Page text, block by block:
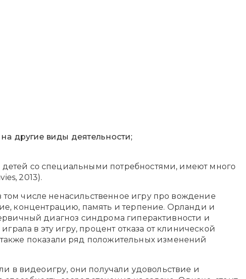
другие виды деятельности;
детей со специальными потребностями, имеют много
2013).
том числе ненасильственное игру про вождение
концентрацию, память и терпение. Орланди и
диагноз синдрома гиперактивности и
в эту игру, процент отказа от клинической
показали ряд положительных изменений
в видеоигру, они получали удовольствие и